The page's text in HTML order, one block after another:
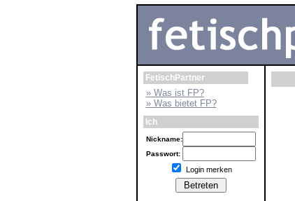
FetischPartner
» Was ist FP?
» Was bietet FP?
Ich
Nickname:
Passwort:
Login merken